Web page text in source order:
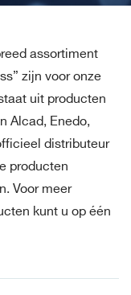
assortiment
zijn voor onze
uit producten
Alcad, Enedo,
distributeur
producten
Voor meer
kunt u op één